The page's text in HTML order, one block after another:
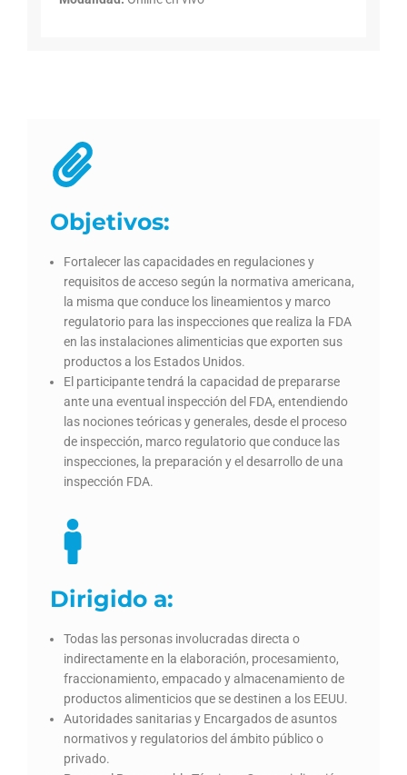
Objetivos:
Fortalecer las capacidades en regulaciones y
requisitos de acceso según la normativa americana,
la misma que conduce los lineamientos y marco
regulatorio para las inspecciones que realiza la FDA
en las instalaciones alimenticias que exporten sus
productos a los Estados Unidos.
El participante tendrá la capacidad de prepararse
ante una eventual inspección del FDA, entendiendo
las nociones teóricas y generales, desde el proceso
de inspección, marco regulatorio que conduce las
inspecciones, la preparación y el desarrollo de una
inspección FDA.
Dirigido a:
Todas las personas involucradas directa o
indirectamente en la elaboración, procesamiento,
fraccionamiento, empacado y almacenamiento de
productos alimenticios que se destinen a los EEUU.
Autoridades sanitarias y Encargados de asuntos
normativos y regulatorios del ámbito público o
privado.